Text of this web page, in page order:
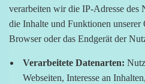
verarbeiten wir die IP-Adresse des
die Inhalte und Funktionen unserer
Browser oder das Endgerät der
Verarbeitete Datenarten:
Webseiten, Interesse an